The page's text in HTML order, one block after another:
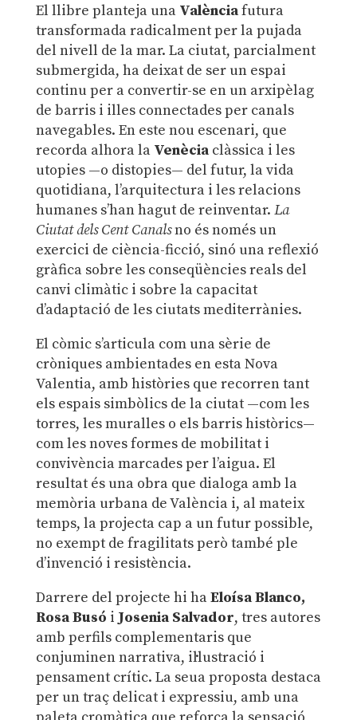
El llibre planteja una Valènciafutura
transformada radicalment per la pujada
del nivell de la mar. La ciutat, parcialment
submergida, ha deixat de ser un espai
continu per a convertir-se en un arxipèlag
de barris i illes connectades per canals
navegables. En este nou escenari, que
recorda alhora la Venèciaclàssica i les
utopies —o distopies— del futur, la vida
quotidiana, l’arquitectura i les relacions
humanes s’han hagut de reinventar. La
Ciutat dels Cent Canalsno és només un
exercici de ciència-ficció, sinó una reflexió
gràfica sobre les conseqüències reals del
canvi climàtic i sobre la capacitat
d’adaptació de les ciutats mediterrànies.
El còmic s’articula com una sèrie de
cròniques ambientades en esta Nova
Valentia, amb històries que recorren tant
els espais simbòlics de la ciutat —com les
torres, les muralles o els barris històrics—
com les noves formes de mobilitat i
convivència marcades per l’aigua. El
resultat és una obra que dialoga amb la
memòria urbana de València i, al mateix
temps, la projecta cap a un futur possible,
no exempt de fragilitats però també ple
d’invenció i resistència.
Darrere del projecte hi haEloísa Blanco,
Rosa Busó i Josenia Salvador, tres autores
amb perfils complementaris que
conjuminen narrativa, il·lustració i
pensament crític. La seua proposta destaca
per un traç delicat i expressiu, amb una